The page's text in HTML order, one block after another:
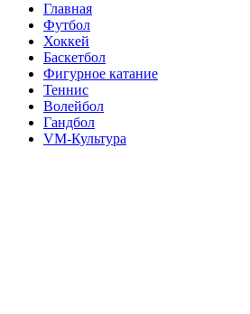
Главная
Футбол
Хоккей
Баскетбол
Фигурное катание
Теннис
Волейбол
Гандбол
VM-Культура